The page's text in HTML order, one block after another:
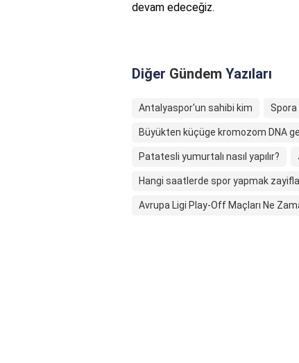
devam edeceğiz.
Diğer Gündem Yazıları
Antalyaspor'un sahibi kim Spora
Büyükten küçüge kromozom DNA
Patatesli yumurtalı nasıl yapılır?
Hangi saatlerde spor yapmak
Avrupa Ligi Play-Off Maçları Ne